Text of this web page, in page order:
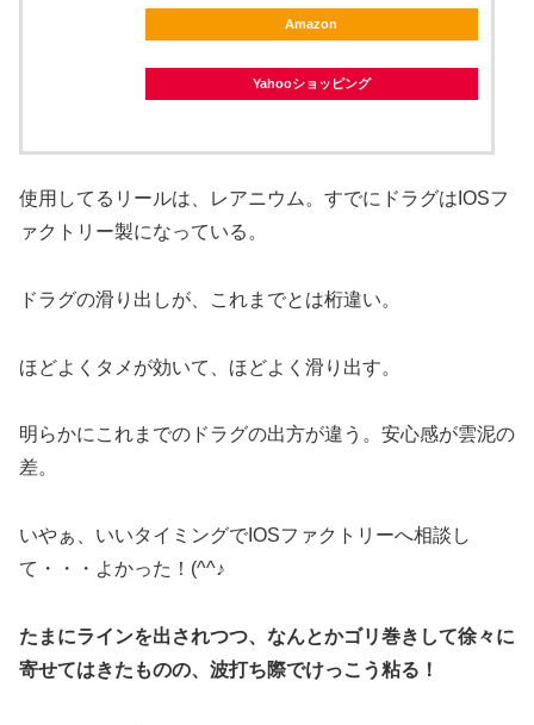
Amazon
Yahooショッピング
使用してるリールは、レアニウム。すでにドラグはIOSフ
ァクトリー製になっている。
ドラグの滑り出しが、これまでとは桁違い。
ほどよくタメが効いて、ほどよく滑り出す。
明らかにこれまでのドラグの出方が違う。安心感が雲泥の
差。
いやぁ、いいタイミングでIOSファクトリーへ相談し
て・・・よかった！(^^♪
たまにラインを出されつつ、なんとかゴリ巻きして徐々に
寄せてはきたものの、波打ち際でけっこう粘る！